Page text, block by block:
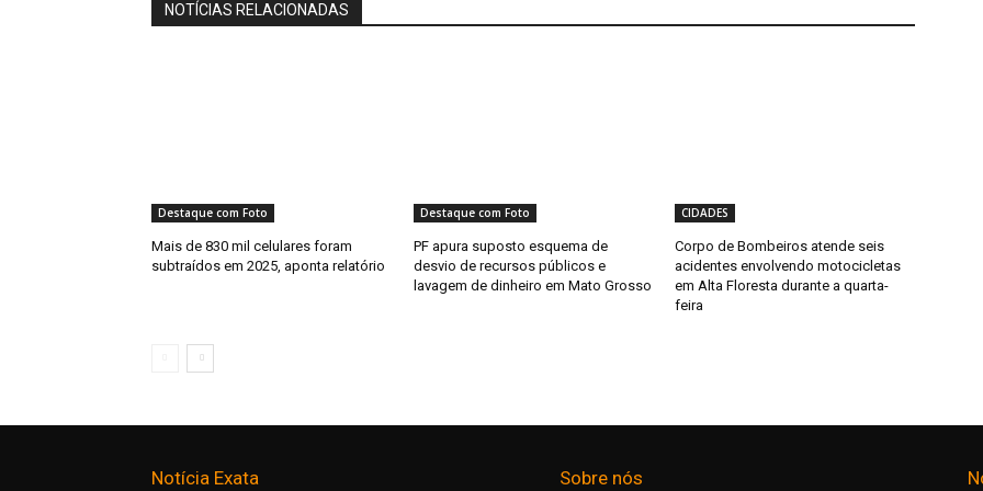
NOTÍCIAS RELACIONADAS
Destaque com Foto
Mais de 830 mil celulares foram
subtraídos em 2025, aponta relatório
Destaque com Foto
PF apura suposto esquema de
desvio de recursos públicos e
lavagem de dinheiro em Mato Grosso
CIDADES
Corpo de Bombeiros atende seis
acidentes envolvendo motocicletas
em Alta Floresta durante a quarta-
feira
Notícia Exata Sobre nós